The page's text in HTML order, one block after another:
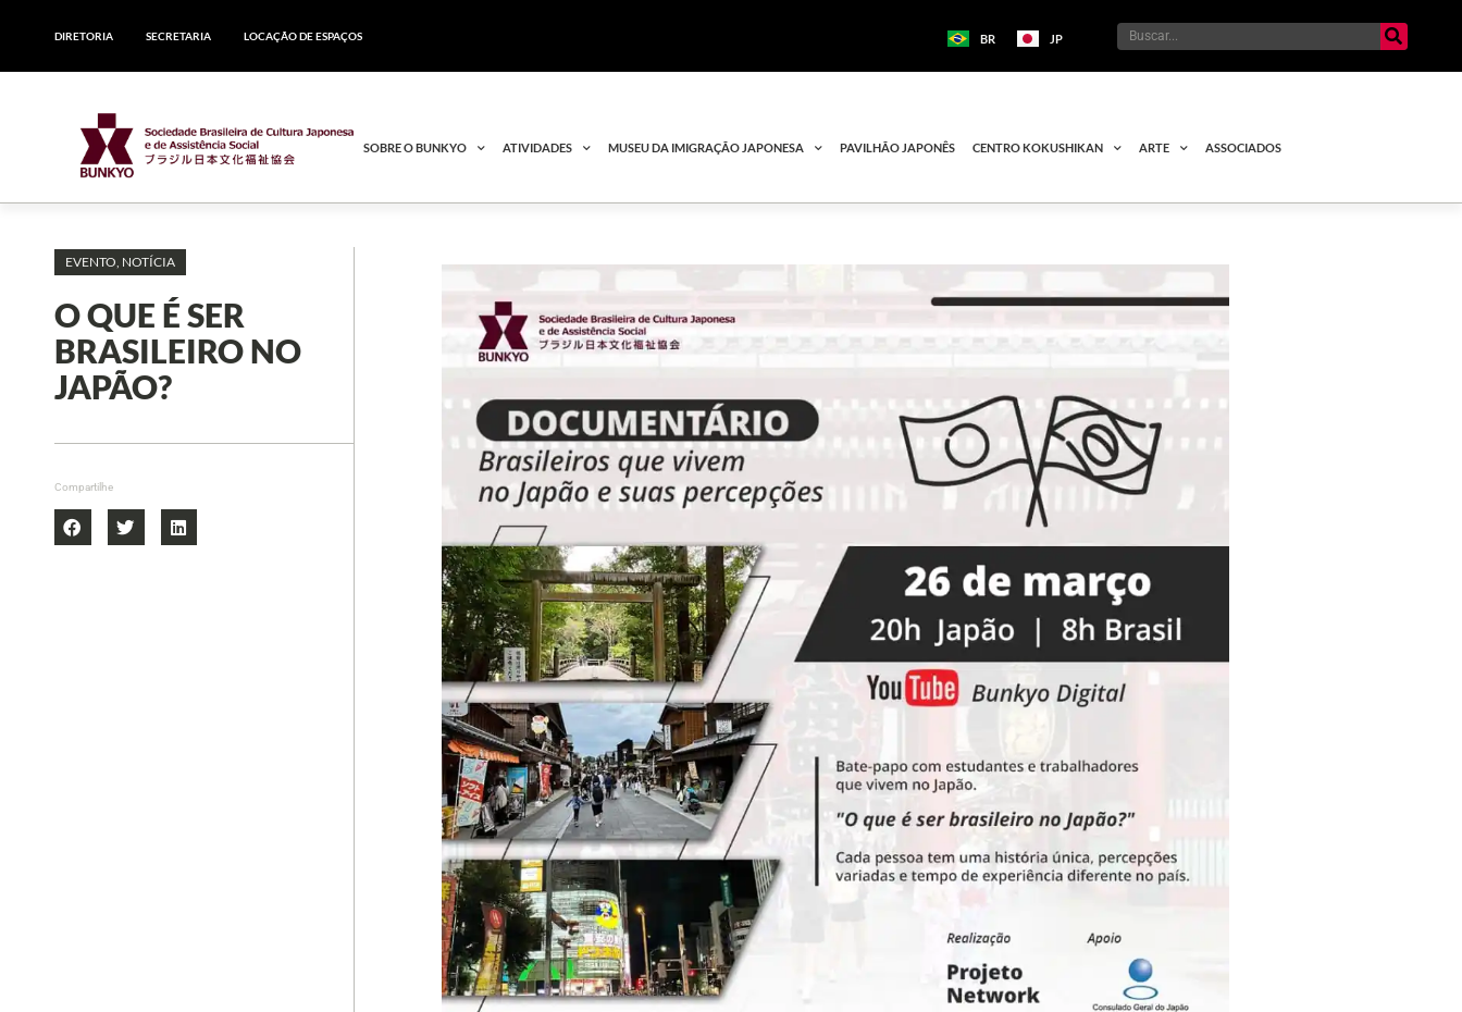
DIRETORIA SECRETARIA LOCAÇÃO DE ESPAÇOS BR JP
SOBRE O BUNKYO ATIVIDADES MUSEU DA IMIGRAÇÃO JAPONESA PAVILHÃO JAPONÊS CENTRO KOKUSHIKAN ARTE ASSOCIADOS
EVENTO, NOTÍCIA
O QUE É SER
BRASILEIRO NO
JAPÃO?
Compartilhe